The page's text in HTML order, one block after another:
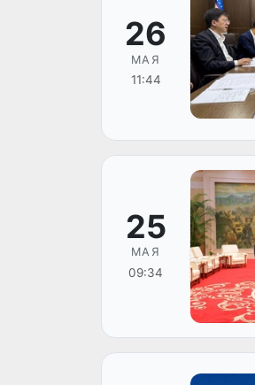
26
МАЯ
11:44
25
МАЯ
09:34